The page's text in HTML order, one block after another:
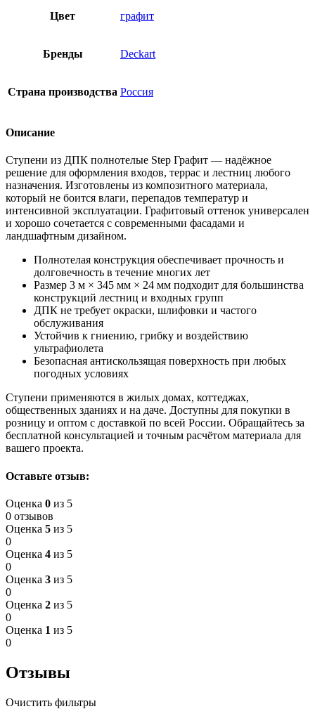
Цвет графит
Бренды Deckart
Страна производства Россия
Описание
Ступени из ДПК полнотелые Step Графит — надёжное
решение для оформления входов, террас и лестниц любого
назначения. Изготовлены из композитного материала,
который не боится влаги, перепадов температур и
интенсивной эксплуатации. Графитовый оттенок универсален
и хорошо сочетается с современными фасадами и
ландшафтным дизайном.
Полнотелая конструкция обеспечивает прочность и
долговечность в течение многих лет
Размер 3 м × 345 мм × 24 мм подходит для большинства
конструкций лестниц и входных групп
ДПК не требует окраски, шлифовки и частого
обслуживания
Устойчив к гниению, грибку и воздействию
ультрафиолета
Безопасная антискользящая поверхность при любых
погодных условиях
Ступени применяются в жилых домах, коттеджах,
общественных зданиях и на даче. Доступны для покупки в
розницу и оптом с доставкой по всей России. Обращайтесь за
бесплатной консультацией и точным расчётом материала для
вашего проекта.
Оставьте отзыв:
Оценка 0 из 5
0 отзывов
Оценка 5 из 5
0
Оценка 4 из 5
0
Оценка 3 из 5
0
Оценка 2 из 5
0
Оценка 1 из 5
0
Отзывы
Очистить фильтры